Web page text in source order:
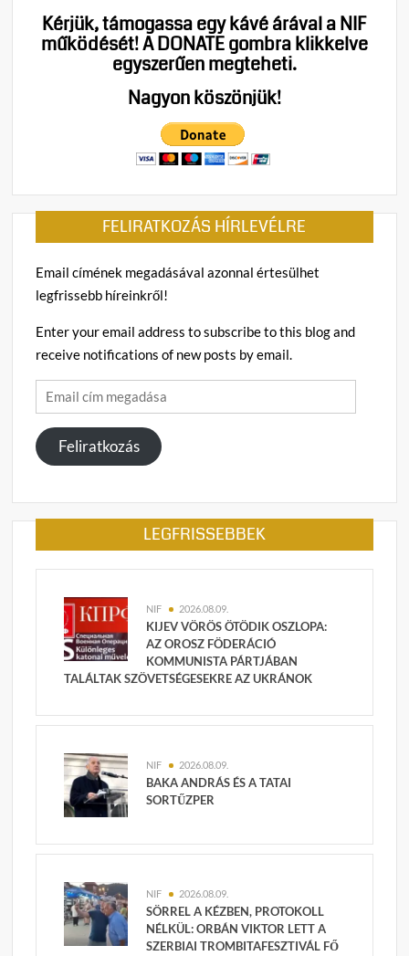
Kérjük, támogassa egy kávé árával a NIF
működését!A DONATE gombra klikkelve
egyszerűen megteheti.
Nagyon köszönjük!
FELIRATKOZÁS HÍRLEVÉLRE
Email címének megadásával azonnal értesülhet
legfrissebb híreinkről!
Enter your email address to subscribe to this blog and
receive notifications of new posts by email.
Email
cím
megadása
Feliratkozás
LEGFRISSEBBEK
NIF 2026.08.09.
KIJEV VÖRÖS ÖTÖDIK OSZLOPA:
AZ OROSZ FÖDERÁCIÓ
KOMMUNISTA PÁRTJÁBAN
TALÁLTAK SZÖVETSÉGESEKRE AZ UKRÁNOK
NIF 2026.08.09.
BAKA ANDRÁS ÉS A TATAI
SORTŰZPER
NIF 2026.08.09.
SÖRREL A KÉZBEN, PROTOKOLL
NÉLKÜL: ORBÁN VIKTOR LETT A
SZERBIAI TROMBITAFESZTIVÁL FŐ